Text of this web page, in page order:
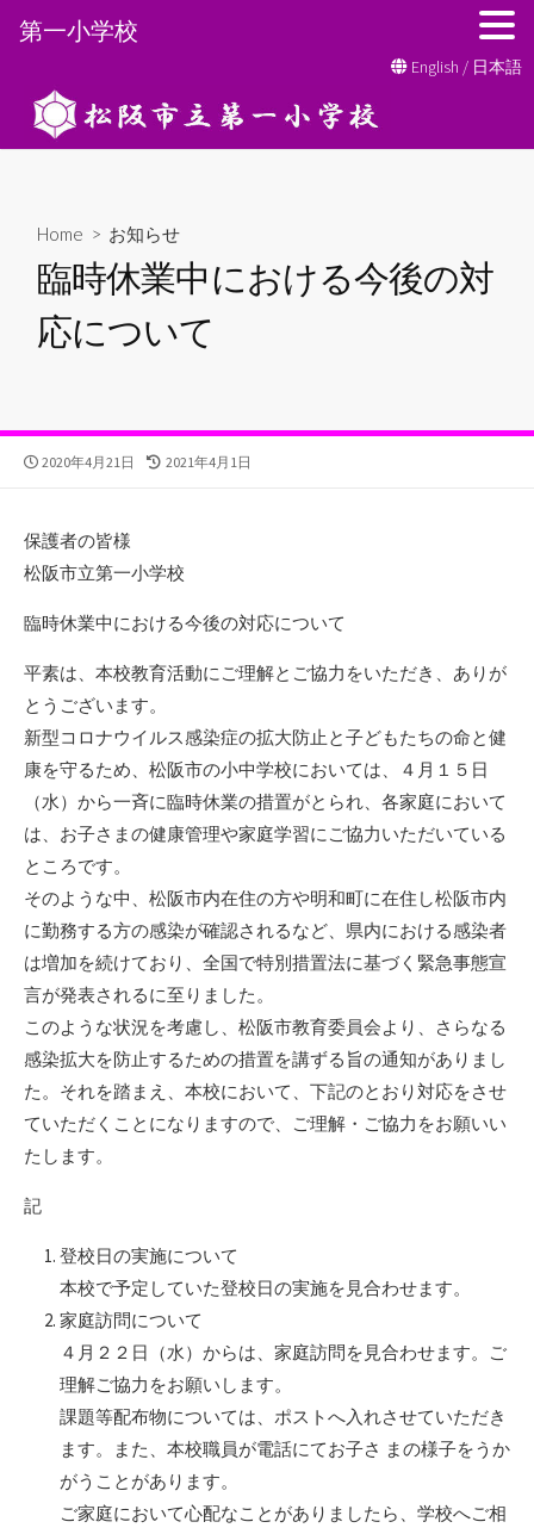
ン
English / 日本語
Home > お知らせ
臨時休業中における今後の対
応について
公
2020年4月21日
最
2021年4月1日
保護者の皆様
松阪市立第一小学校
臨時休業中における今後の対応について
平素は、本校教育活動にご理解とご協力をいただき、ありが
とうございます。
新型コロナウイルス感染症の拡大防止と子どもたちの命と健
康を守るため、松阪市の小中学校においては、４月１５日
（水）から一斉に臨時休業の措置がとられ、各家庭において
は、お子さまの健康管理や家庭学習にご協力いただいている
ところです。
そのような中、松阪市内在住の方や明和町に在住し松阪市内
に勤務する方の感染が確認されるなど、県内における感染者
は増加を続けており、全国で特別措置法に基づく緊急事態宣
言が発表されるに至りました。
このような状況を考慮し、松阪市教育委員会より、さらなる
感染拡大を防止するための措置を講ずる旨の通知がありまし
た。それを踏まえ、本校において、下記のとおり対応をさせ
ていただくことになりますので、ご理解・ご協力をお願いい
たします。
記
登校日の実施について
本校で予定していた登校日の実施を見合わせます。
家庭訪問について
４月２２日（水）からは、家庭訪問を見合わせます。ご
理解ご協力をお願いします。
課題等配布物については、ポストへ入れさせていただき
ます。また、本校職員が電話にてお子さ まの様子をうか
がうことがあります。
ご家庭において心配なことがありましたら、学校へご相
第一小学校